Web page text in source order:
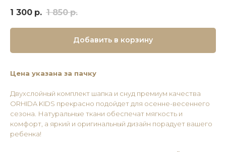
1 300 р. 1 850 р.
Добавить в корзину
Цена указана за пачку
Двухслойный комплект шапка и снуд премиум качества
ORHIDA KIDS прекрасно подойдет для осенне-весеннего
сезона. Натуральные ткани обеспечат мягкость и
комфорт, а яркий и оригинальный дизайн порадует вашего
ребенка!